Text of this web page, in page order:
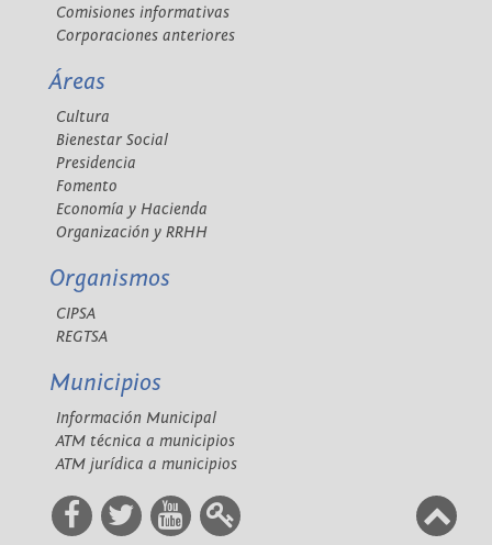
Comisiones informativas
Corporaciones anteriores
Áreas
Cultura
Bienestar Social
Presidencia
Fomento
Economía y Hacienda
Organización y RRHH
Organismos
CIPSA
REGTSA
Municipios
Información Municipal
ATM técnica a municipios
ATM jurídica a municipios